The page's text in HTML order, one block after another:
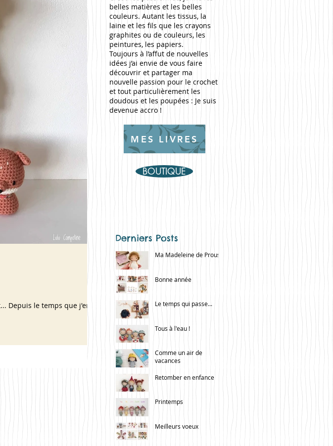
Depuis le temps que j'en
belles matières et les belles
couleurs. Autant les tissus, la
laine et les fils que les crayons
graphites ou de couleurs, les
peintures, les papiers.
Toujours à l’affut de nouvelles
idées j’ai envie de vous faire
découvrir et partager ma
nouvelle passion pour le crochet
et tout particulièrement les
doudous et les poupées : Je suis
devenue accro !
MES LIVRES
BOUTIQUE
Derniers Posts
Ma Madeleine de Proust
Bonne année
Le temps qui passe...
Tous à l'eau !
Comme un air de
vacances
Retomber en enfance
Printemps
Meilleurs voeux